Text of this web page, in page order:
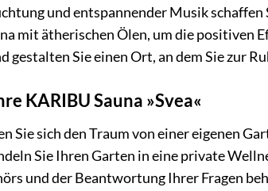
und entspannender Musik schaffen
mit ätherischen Ölen, um die positiven
Sie einen Ort, an dem Sie zur
KARIBU Sauna »Svea«
Sie sich den Traum von einer eigenen
Sie Ihren Garten in eine private
und der Beantwortung Ihrer Fragen